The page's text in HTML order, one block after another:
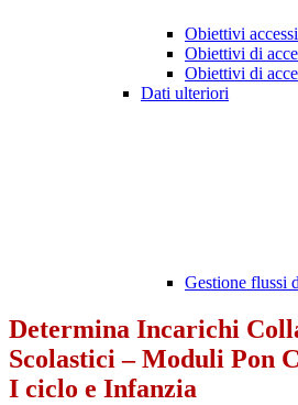
Obiettivi
Obiettivi di
Obiettivi di
Dati ulteriori
Gestione flussi
Determina Incarichi
Scolastici – Moduli Pon
I ciclo e Infanzia